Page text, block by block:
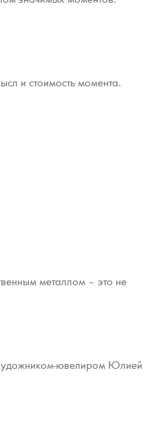
и стоимость момента.
металлом – это не
ювелиром Юлией